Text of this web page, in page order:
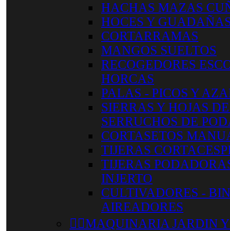
HACHAS MAZAS
HOCES Y GUADAÑAS
CORTARRAMAS
MANGOS SUELTOS
RECOGEDORES
HORCAS
PALAS - PICOS Y
SIERRAS Y HOJAS
SERRUCHOS DE
CORTASETOS
TIJERAS
TIJERAS
INJERTO
CULTIVADORES -
AIREADORES
 MAQUINARIA JARDIN